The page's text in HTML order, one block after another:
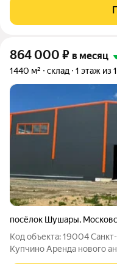
под склад-
Рядом будут располагаться
864 000 ₽ в месяц
1440 м² склад 1 этаж из 1
посёлок Шушары,
Код объекта: 19004
Купчино Аренда нового